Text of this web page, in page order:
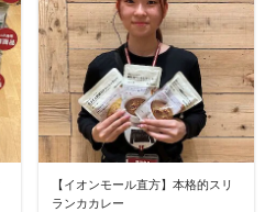
【イオンモール直方】本格的スリ
ランカカレー